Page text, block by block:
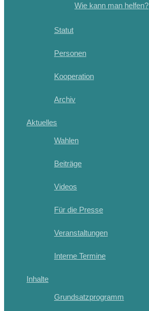
Wie kann man helfen?
Statut
Personen
Kooperation
Archiv
Aktuelles
Wahlen
Beiträge
Videos
Für die Presse
Veranstaltungen
Interne Termine
Inhalte
Grundsatzprogramm